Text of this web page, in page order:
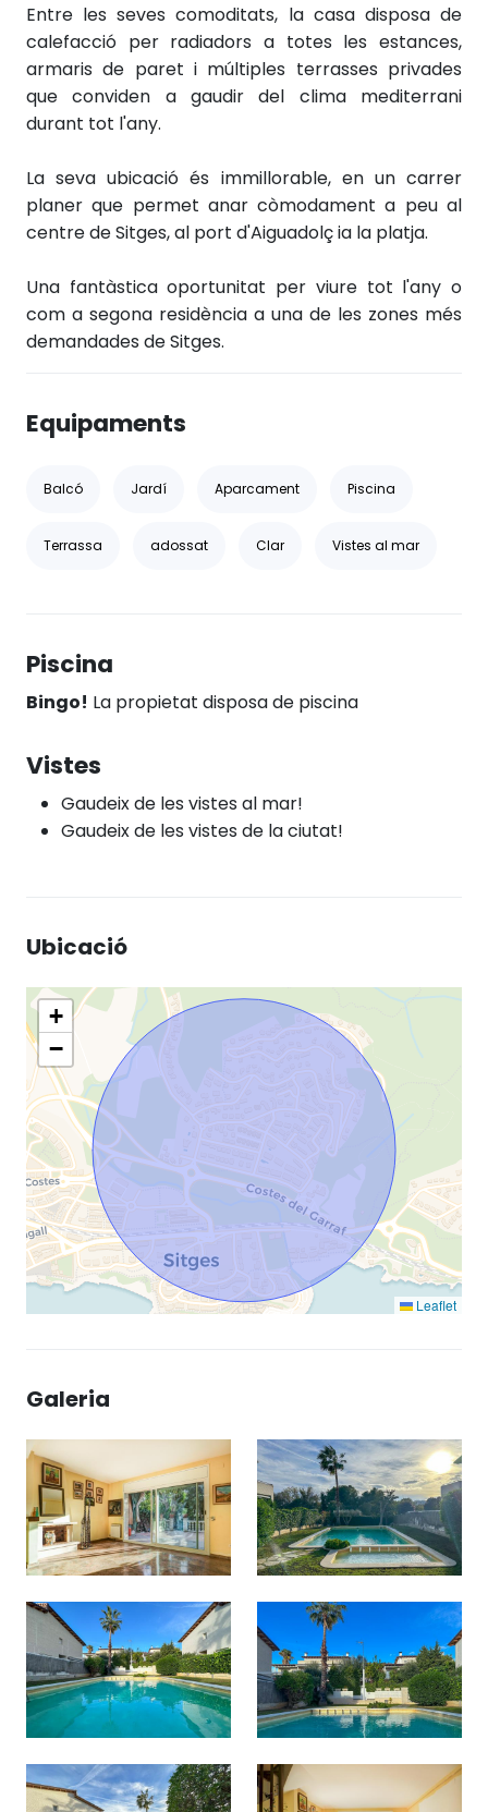
Entre les seves comoditats, la casa disposa de
calefacció per radiadors a totes les estances,
armaris de paret i múltiples terrasses privades
que conviden a gaudir del clima mediterrani
durant tot l'any.
La seva ubicació és immillorable, en un carrer
planer que permet anar còmodament a peu al
centre de Sitges, al port d'Aiguadolç ia la platja.
Una fantàstica oportunitat per viure tot l'any o
com a segona residència a una de les zones més
demandades de Sitges.
Equipaments
Balcó Jardí Aparcament Piscina
Terrassa adossat Clar Vistes al mar
Piscina
Bingo! La propietat disposa de piscina
Vistes
Gaudeix de les vistes al mar!
Gaudeix de les vistes de la ciutat!
Ubicació
+
−
Leaflet
Galeria